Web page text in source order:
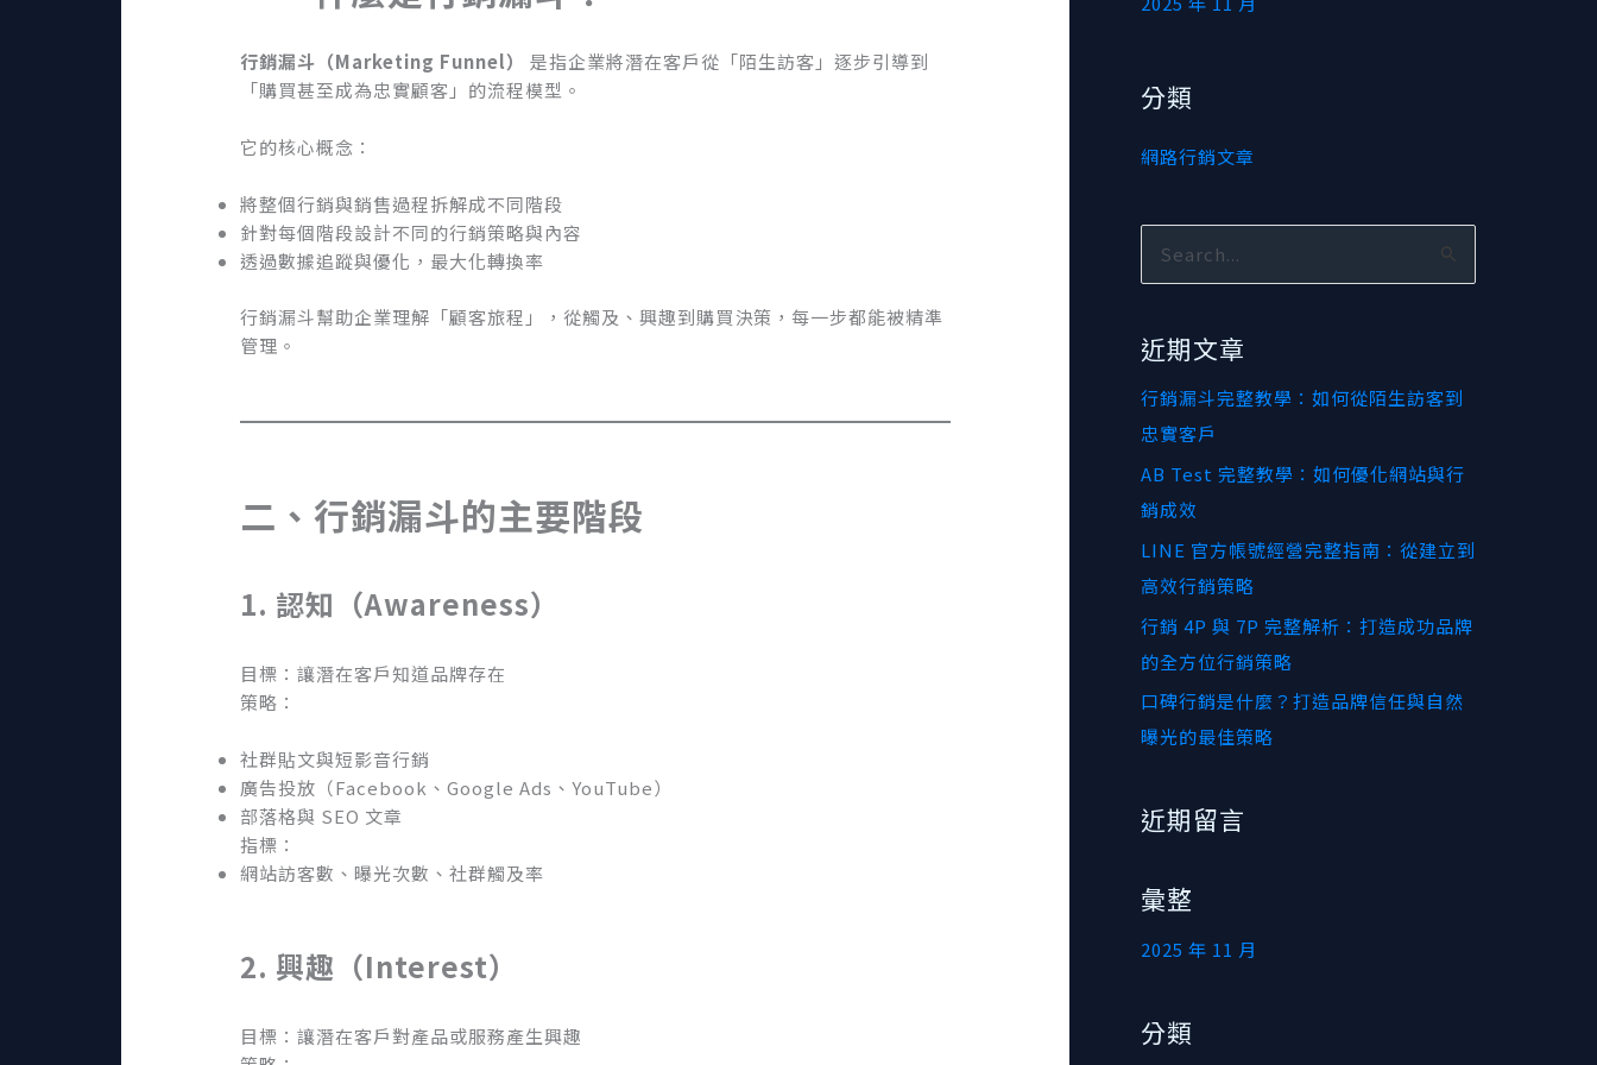
行銷漏斗（Marketing Funnel）
是指企業將潛在客戶從「陌生訪客」逐步引導到
「購買甚至成為忠實顧客」的流程模型。
它的核心概念：
將整個行銷與銷售過程拆解成不同階段
針對每個階段設計不同的行銷策略與內容
透過數據追蹤與優化，最大化轉換率
行銷漏斗幫助企業理解「顧客旅程」，從觸及、興趣到購買決策，每一步都能被精準
管理。
二、行銷漏斗的主要階段
1. 認知（Awareness）
目標：讓潛在客戶知道品牌存在
策略：
社群貼文與短影音行銷
廣告投放（Facebook、Google Ads、YouTube）
部落格與 SEO 文章
指標：
網站訪客數、曝光次數、社群觸及率
2. 興趣（Interest）
目標：讓潛在客戶對產品或服務產生興趣
分類
網路行銷文章
尋
鍵
字
:
近期文章
行銷漏斗完整教學：如何從陌生訪客到
忠實客戶
AB Test 完整教學：如何優化網站與行
銷成效
LINE 官方帳號經營完整指南：從建立到
高效行銷策略
行銷 4P 與 7P 完整解析：打造成功品牌
的全方位行銷策略
口碑行銷是什麼？打造品牌信任與自然
曝光的最佳策略
近期留言
彙整
2025 年 11 月
分類